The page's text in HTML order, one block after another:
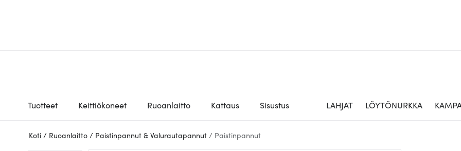
Tuotteet Keittiökoneet Ruoanlaitto Kattaus Sisustus LAHJAT LÖYTÖNURKKA
Koti / Ruoanlaitto / Paistinpannut & Valurautapannut / Paistinpannut